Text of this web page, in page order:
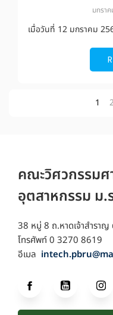
มกรา
เมื่อวันที่ 12 มกราคม
1
คณะวิศวกรรมศ
อุตสาหกรรม ม.
38 หมู่ 8 ถ.หาดเจ้าสำรา
โทรศัพท์ 0 3270 8619
อีเมล